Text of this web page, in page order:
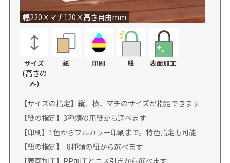
幅220×マチ120×高さ自由mm
サイズ
(高さの
み)
紙 印刷 紐 表面加工
【サイズの指定】縦、横、マチのサイズが指定できます
【紙の指定】3種類の用紙から選べます
【印刷】1色からフルカラー印刷まで。特色指定も可能
【紐の指定】 8種類の紐から選べます
【表面加工】PP加工とニス引きから選べます